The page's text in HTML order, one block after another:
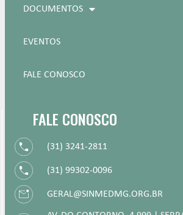
DOCUMENTOS
EVENTOS
FALE CONOSCO
FALE CONOSCO
(31) 3241-2811
(31) 99302-0096
GERAL@SINMEDMG.ORG.BR